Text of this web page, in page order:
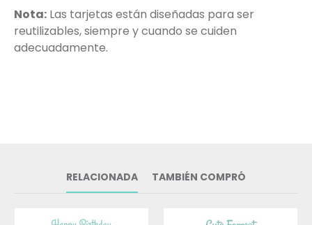
Nota: Las tarjetas están diseñadas para ser
reutilizables, siempre y cuando se cuiden
adecuadamente.
RELACIONADA TAMBIÉN COMPRÓ